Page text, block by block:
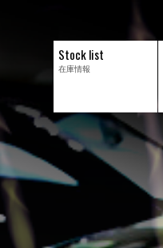
Stock list
在庫情報